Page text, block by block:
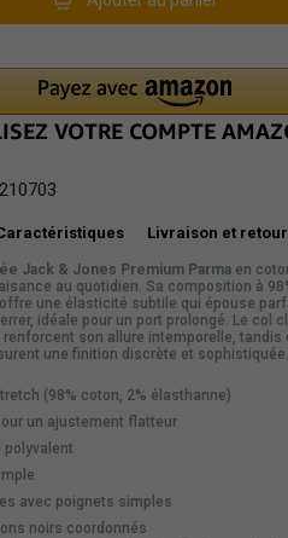
Livraison et
Jack & Jones Premium Parmaen
au quotidien. Sa composition à
une élasticité subtile qui épouse
idéale pour un port prolongé. Le col
son allure intemporelle, tandis
une finition discrète et sophistiquée.
(98% coton, 2% élasthanne)
un ajustement flatteur
polyvalent
avec poignets simples
noirs coordonnés